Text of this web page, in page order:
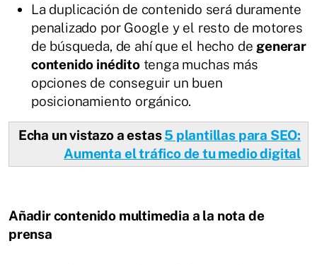
La duplicación de contenido será duramente
penalizado por Google y el resto de motores
de búsqueda, de ahí que el hecho de generar
contenido inéditotenga muchas más
opciones de conseguir un buen
posicionamiento orgánico.
Echa un vistazo a estas5 plantillas para SEO:
Aumenta el tráfico de tu medio digital
Añadir contenido multimedia a la nota de
prensa